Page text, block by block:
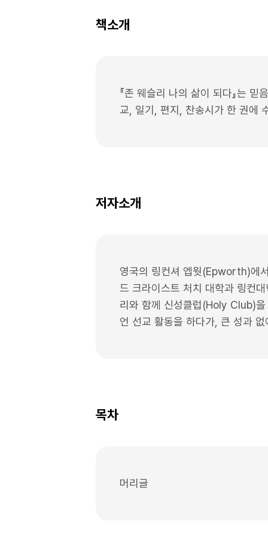
책소개
『존 웨슬리 나의 삶이 되다』는
교, 일기, 편지, 찬송시가 한 권에
저자소개
영국의 링컨셔 엡웟(Epworth)에
드 크라이스트 처치 대학과 링컨
리와 함께 신성클럽(Holy Club)을
언 선교 활동을 하다가, 큰 성과
목차
머리글